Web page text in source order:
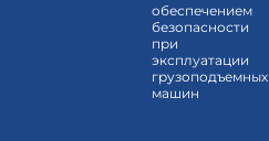
обеспечением
безопасности
при
эксплуатации
грузоподъемных
машин